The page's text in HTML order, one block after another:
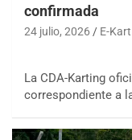
confirmada
24 julio, 2026 E-Kart
La CDA-Karting
correspondiente a